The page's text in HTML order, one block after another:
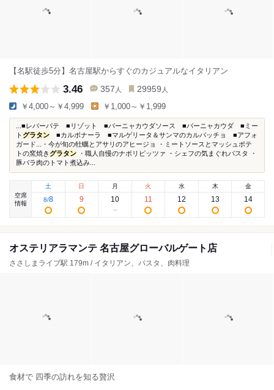
【名駅徒歩5分】名古屋駅からすぐのカジュアルなイタリアン
3.46 357 人 29959 人
￥4,000～￥4,999 ￥1,000～￥1,999
...■レバーパテ ■リゾット ■バーニャカウダソース ■バーニャカウダ ■ミー
ト グラタン ■カルボナーラ ■マルゲリータ＆サンマのカルパッチョ ■アフォ
ガード...・今が旬の牡蠣とアサリのアヒージョ ・ミートソースとマッシュポテ
トの窯焼き グラタン ・職人自慢のナポリピッツァ ・シェフの気まぐれパスタ ・
豚バラ肉のトマト煮込み...
空席
情報
土
8/8
日
9
月
10
火
11
水
12
木
13
金
14
オステリアラマンテ 名古屋グローバルゲート店
ささしまライブ駅 179m / イタリアン、パスタ、肉料理
食材で 四季の訪れを知る贅沢